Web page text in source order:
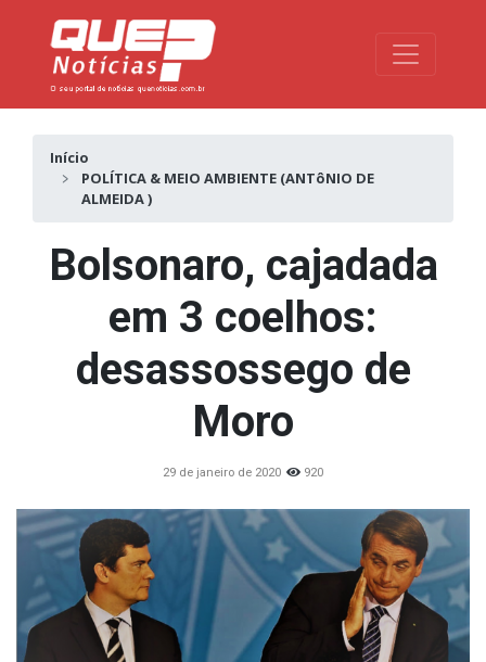
Toggle
Início
POLÍTICA & MEIO AMBIENTE (ANTôNIO DE
ALMEIDA )
Bolsonaro, cajadada
em 3 coelhos:
desassossego de
Moro
29 de janeiro de 2020 920